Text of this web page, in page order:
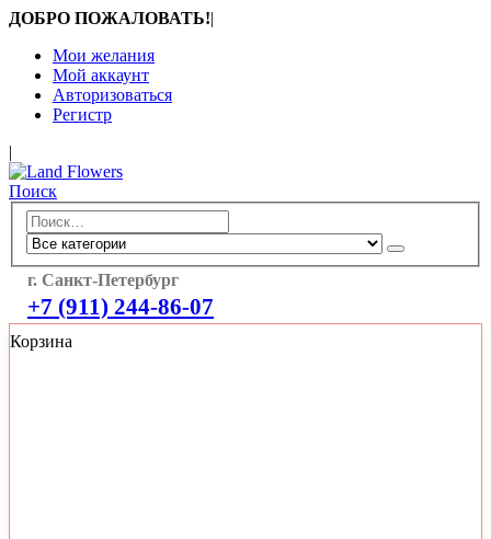
ДОБРО ПОЖАЛОВАТЬ!|
Мои желания
Мой аккаунт
Авторизоваться
Регистр
|
Поиск
г. Санкт-Петербург
+7 (911) 244-86-07
Корзина